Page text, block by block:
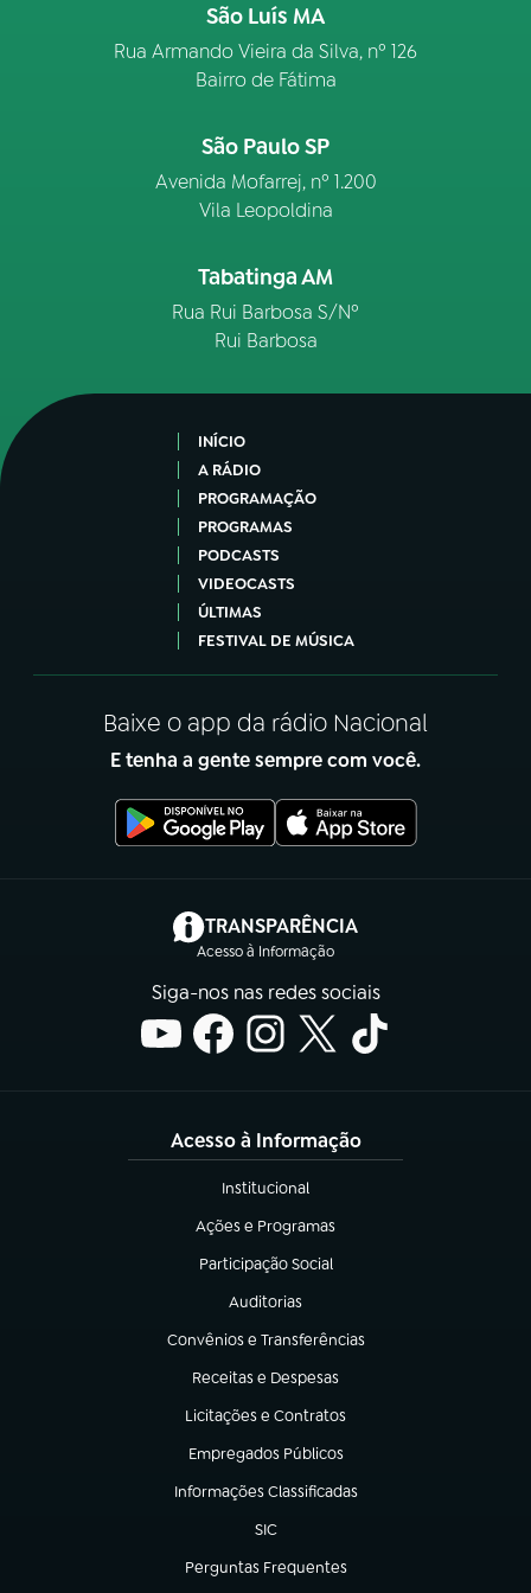
São Luís MA
Rua Armando Vieira da Silva, nº 126
Bairro de Fátima
São Paulo SP
Avenida Mofarrej, nº 1.200
Vila Leopoldina
Tabatinga AM
Rua Rui Barbosa S/Nº
Rui Barbosa
INÍCIO
A RÁDIO
PROGRAMAÇÃO
PROGRAMAS
PODCASTS
VIDEOCASTS
ÚLTIMAS
FESTIVAL DE MÚSICA
Baixe o app da rádio Nacional
E tenha a gente sempre com você.
TRANSPARÊNCIA
Acesso à Informação
(abre em nova aba)
Siga-nos nas redes sociais
Acesso à Informação
Institucional
(abre em nova aba)
Ações e Programas
(abre em nova aba)
Participação Social
(abre em nova aba)
Auditorias
(abre em nova aba)
Convênios e Transferências
(abre em nova aba)
Receitas e Despesas
(abre em nova aba)
Licitações e Contratos
(abre em nova aba)
Empregados Públicos
(abre em nova aba)
Informações Classificadas
(abre em nova aba)
SIC
(abre em nova aba)
Perguntas Frequentes
(abre em nova aba)